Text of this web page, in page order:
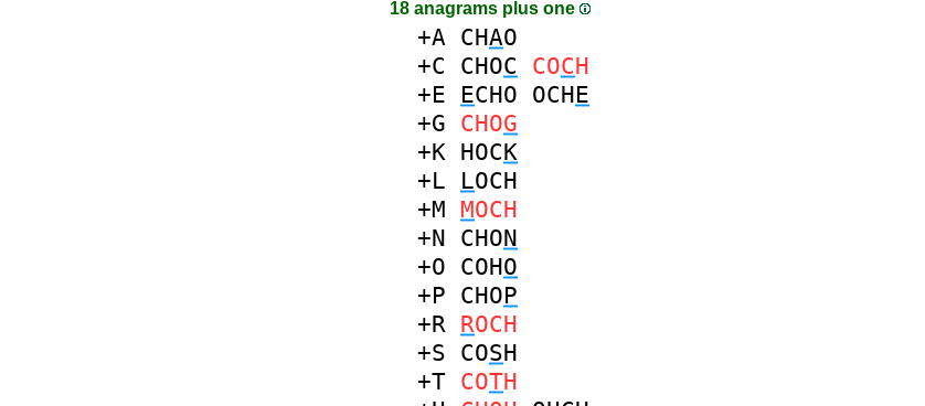
18 anagrams plus one
+A CHAO
+C CHOC COCH
+E ECHO OCHE
+G CHOG
+K HOCK
+L LOCH
+M MOCH
+N CHON
+O COHO
+P CHOP
+R ROCH
+S COSH
+T COTH